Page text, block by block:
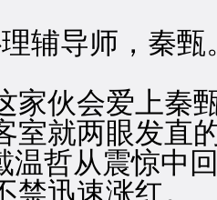
导师，秦甄
伙会爱上秦甄
室就两眼发直
从震惊中回
禁迅速涨红。